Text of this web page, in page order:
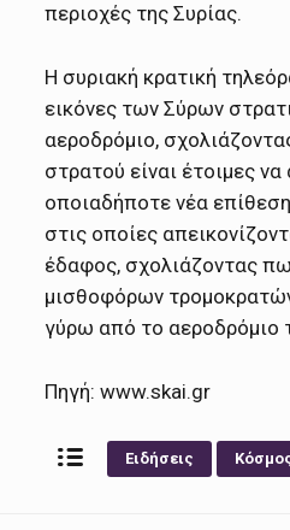
περιοχές της Συρίας.
Η συριακή κρατική
εικόνες των Σύρων
αεροδρόμιο,
στρατού είναι έτοιμες
οποιαδήποτε νέα
στις οποίες
έδαφος, σχολιάζοντας
μισθοφόρων
γύρω από το αεροδρόμιο
Πηγή: www.skai.gr
Ειδήσεις